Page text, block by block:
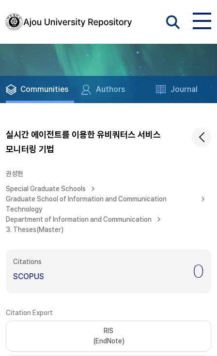
Communities Authors Journal
실시간 에이전트를 이용한 유비쿼터스 서비스
모니터링 기법
권성현
Special Graduate Schools
Graduate School of Information and Communication
Technology
Department of Information and Communication
3. Theses(Master)
Citations
SCOPUS 0
Citation Export
RIS
(EndNote)